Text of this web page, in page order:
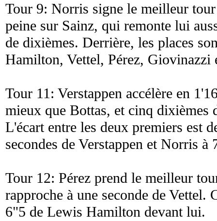
Tour 9: Norris signe le meilleur
peine sur Sainz, qui remonte lui
de dixièmes. Derrière, les places
Hamilton, Vettel, Pérez, Giovinazzi
Tour 11: Verstappen accélère en
mieux que Bottas, et cinq dixièmes
L'écart entre les deux premiers est
secondes de Verstappen et Norris à
Tour 12: Pérez prend le meilleur
rapproche à une seconde de Vettel.
6"5 de Lewis Hamilton devant lui.